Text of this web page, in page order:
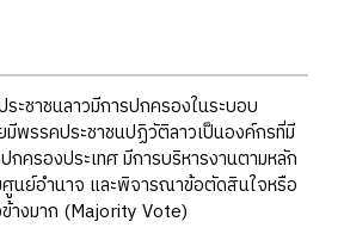
ะชาชนลาวมีการปกครองในระบอบ
พรรคประชาชนปฏิวัติลาวเป็นองค์กรที่มี
ครองประเทศ มีการบริหารงานตามหลัก
นย์อำนาจ และพิจารณาข้อตัดสินใจหรือ
างมาก (Majority Vote)